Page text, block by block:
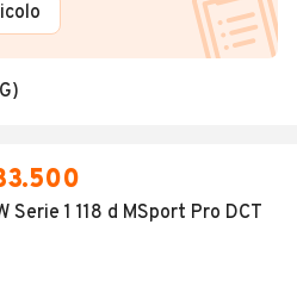
Serie 1 118 d MSport Pro DCT